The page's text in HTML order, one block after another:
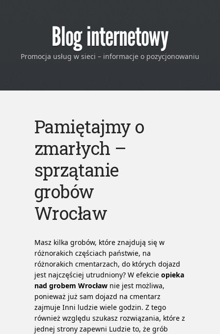
Blog internetowy
Promocja usług w sieci – informacje o pozycjonowaniu
Pamiętajmy o
zmarłych –
sprzątanie
grobów
Wrocław
Masz kilka grobów, które znajdują się w
różnorakich częściach państwie, na
różnorakich cmentarzach, do których dojazd
jest najczęściej utrudniony? W efekcie opieka
nad grobem Wrocław nie jest możliwa,
ponieważ już sam dojazd na cmentarz
zajmuje Inni ludzie wiele godzin. Z tego
również względu szukasz rozwiązania, które z
jednej strony zapewni Ludzie to, że grób